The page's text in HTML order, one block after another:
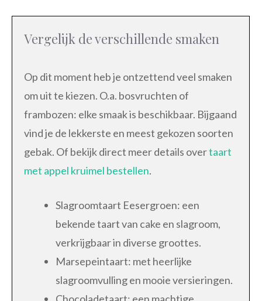
Vergelijk de verschillende smaken
Op dit moment heb je ontzettend veel smaken
om uit te kiezen. O.a. bosvruchten of
frambozen: elke smaak is beschikbaar. Bijgaand
vind je de lekkerste en meest gekozen soorten
gebak. Of bekijk direct meer details overtaart
met appel kruimel bestellen.
Slagroomtaart Eesergroen: een
bekende taart van cake en slagroom,
verkrijgbaar in diverse groottes.
Marsepeintaart: met heerlijke
slagroomvulling en mooie versieringen.